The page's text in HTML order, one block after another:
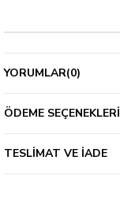
YORUMLAR(0)
ÖDEME SEÇENEKLERI
TESLIMAT VE İADE